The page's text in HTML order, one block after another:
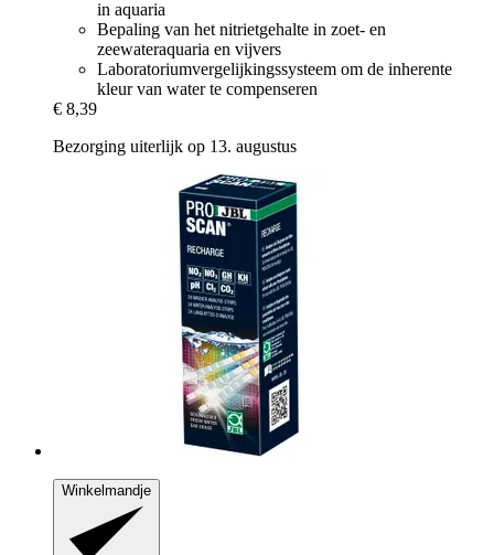
in aquaria
Bepaling van het nitrietgehalte in zoet- en
zeewateraquaria en vijvers
Laboratoriumvergelijkingssysteem om de inherente
kleur van water te compenseren
€ 8,39
Bezorging uiterlijk op 13. augustus
Winkelmandje